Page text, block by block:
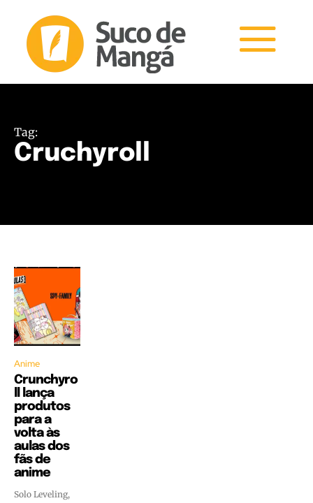
Tag:
Cruchyroll
Anime
Crunchyro
ll lança
produtos
para a
volta às
aulas dos
fãs de
anime
Solo Leveling,